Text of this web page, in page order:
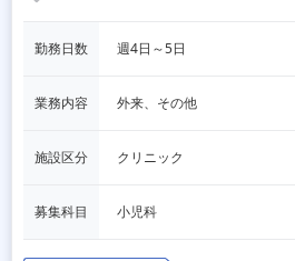
勤務日数 週4日～5日
業務内容 外来、その他
施設区分 クリニック
募集科目 小児科